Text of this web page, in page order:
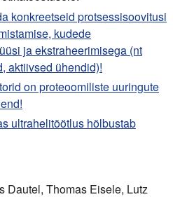
konkreetseid protsessisoovitusi
kudede
ja ekstraheerimisega (nt
aktiivsed ühendid)!
on proteoomiliste uuringute
ultrahelitöötlus hõlbustab
Dautel, Thomas Eisele, Lutz